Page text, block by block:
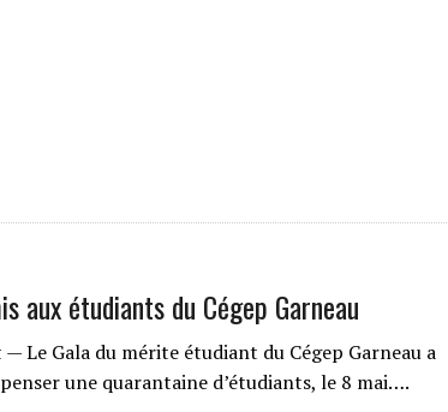
aux étudiants du Cégep Garneau
Le Gala du mérite étudiant du Cégep Garneau a
une quarantaine d’étudiants, le 8 mai….